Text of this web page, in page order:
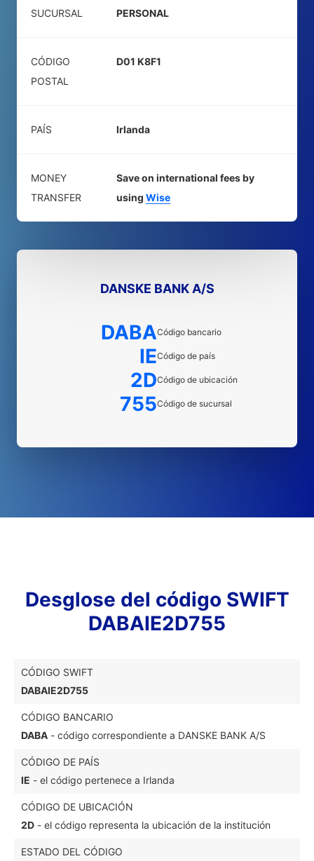
SUCURSAL PERSONAL
CÓDIGO
POSTAL
D01 K8F1
PAÍS Irlanda
MONEY
TRANSFER
Save on international fees by
using Wise
DANSKE BANK A/S
DABACódigo bancario
IECódigo de país
2DCódigo de ubicación
755Código de sucursal
Desglose del código SWIFT
DABAIE2D755
CÓDIGO SWIFT
DABAIE2D755
CÓDIGO BANCARIO
DABA - código correspondiente a DANSKE BANK A/S
CÓDIGO DE PAÍS
IE - el código pertenece a Irlanda
CÓDIGO DE UBICACIÓN
2D - el código representa la ubicación de la institución
ESTADO DEL CÓDIGO